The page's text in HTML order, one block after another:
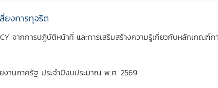
ยงการทุจริต
จากการปฏิบัติหน้าที่ และการเสริมสร้างความรู้เกี่ยวกับหลักเกณฑ์
งานภาครัฐ ประจำปีงบประมาณ พ.ศ. 2569